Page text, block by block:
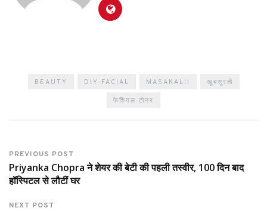
BEAUTY DIY FACIAL MASAKALII खूबसूरती
फेशियल टोनर
PREVIOUS POST
Priyanka Chopra ने शेयर की बेटी की पहली तस्वीर, 100 दिन बाद
हॉस्पिटल से लौटीं घर
NEXT POST